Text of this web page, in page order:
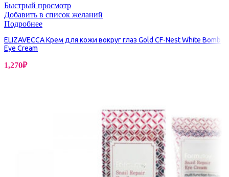
Быстрый просмотр
Добавить в список желаний
Подробнее
ELIZAVECCA Крем для кожи вокруг глаз Gold CF-Nest White Bomb
Eye Cream
1,270₽